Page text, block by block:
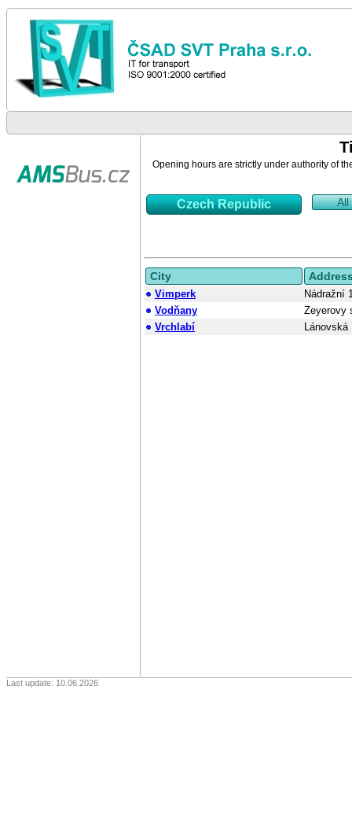
Opening hours are strictly under authority of
Czech Republic All
City
Vimperk
Nádražní
Vodňany
Zeyerovy
Vrchlabí
Lánovská
Last update: 10.06.2026